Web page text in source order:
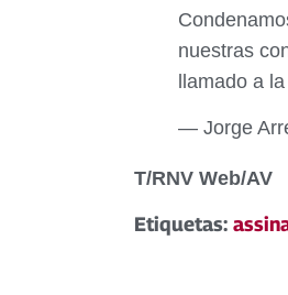
nuestras
llamado a
— Jorge
T/RNV Web/AV
Etiquetas: